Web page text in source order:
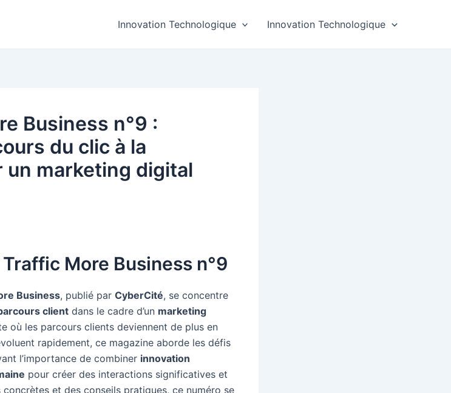
Innovation Technologique Innovation Technologique
Business n°9 :
du clic à la
un marketing digital
More Business n°9
Business, publié par CyberCité, se concentre
client dans le cadre d’un marketing
où les parcours clients deviennent de plus en
rapidement, ce magazine aborde les défis
l’importance de combiner innovation
pour créer des interactions significatives et
et des conseils pratiques, ce numéro se